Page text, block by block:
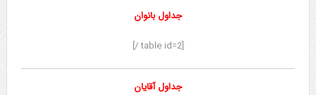
جداول بانوان
[table id=2 /]
جداول آقایان